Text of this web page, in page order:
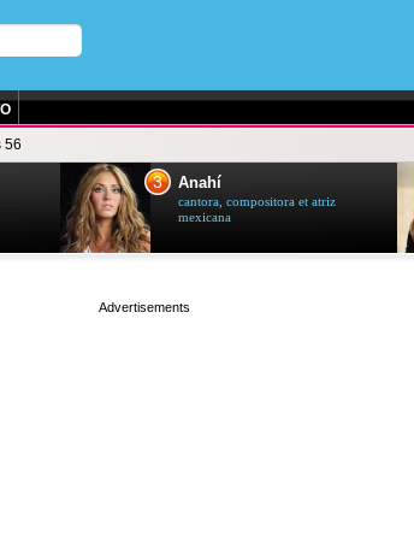
56
3 Anahí
cantora, compositora et atriz
mexicana